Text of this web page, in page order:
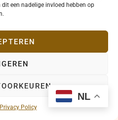
een nadelige invloed hebben op
Policy
NL